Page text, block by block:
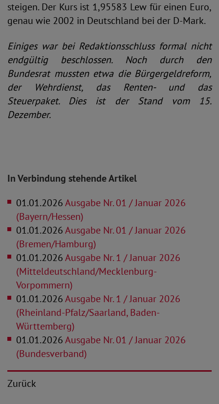
steigen. Der Kurs ist 1,95583 Lew für einen Euro,
genau wie 2002 in Deutschland bei der D-Mark.
Einiges war bei Redaktionsschluss formal nicht
endgültig beschlossen. Noch durch den
Bundesrat mussten etwa die Bürgergeldreform,
der Wehrdienst, das Renten- und das
Steuerpaket. Dies ist der Stand vom 15.
Dezember.
In Verbindung stehende Artikel
01.01.2026Ausgabe Nr. 01 / Januar 2026
(Bayern/Hessen)
01.01.2026Ausgabe Nr. 01 / Januar 2026
(Bremen/Hamburg)
01.01.2026Ausgabe Nr. 1 / Januar 2026
(Mitteldeutschland/Mecklenburg-
Vorpommern)
01.01.2026Ausgabe Nr. 1 / Januar 2026
(Rheinland-Pfalz/Saarland, Baden-
Württemberg)
01.01.2026Ausgabe Nr. 01 / Januar 2026
(Bundesverband)
Zurück